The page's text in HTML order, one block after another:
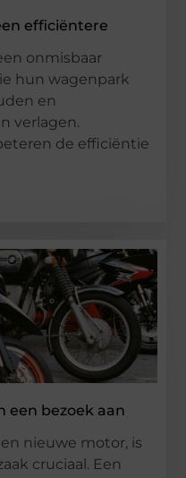
efficiëntere
onmisbaar
hun wagenpark
en
verlagen.
de efficiëntie
een bezoek aan
nieuwe motor, is
cruciaal. Een